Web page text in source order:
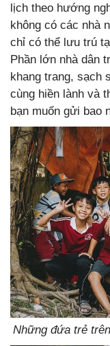
lịch theo hướng
không có các nhà
chỉ có thể lưu trú
Phần lớn nhà dân
khang trang, sạch
cùng hiền lành và
bạn muốn gửi bao
Những đứa trẻ